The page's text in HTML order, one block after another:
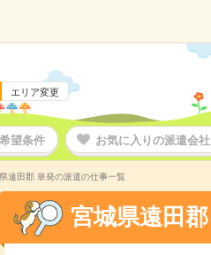
エリア変更
望条件 お気に入りの派遣会社
遠田郡 単発の派遣の仕事一覧
宮城県遠田郡